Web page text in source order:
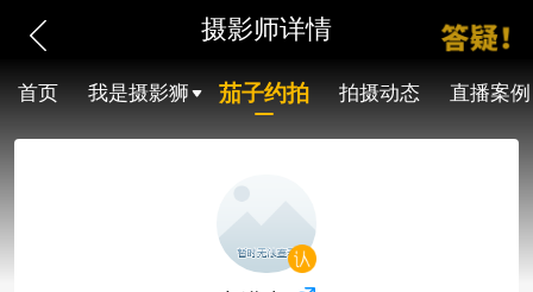
摄影师详情
首页 我是摄影狮 茄子约拍 拍摄动态 直播案例